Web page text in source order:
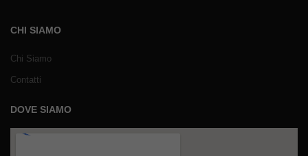
CHI SIAMO
Chi Siamo
Contatti
DOVE SIAMO